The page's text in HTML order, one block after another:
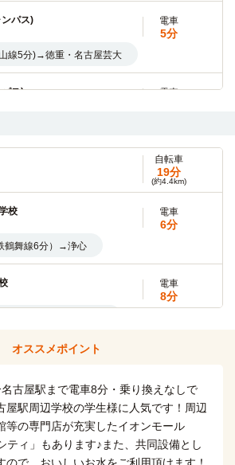
パス) 電車
5分
線5分)→徳重・名古屋芸大
ス) 電車
線8分）→名鉄名古屋
電車
18分
バス
分）→名城公園
8分
山線8分）→名鉄名古屋
学 電車
自転車
19分
(約4.4km)
校 電車
6分
鶴舞線6分）→浄心
電車
8分
校
山線8分）→名鉄名古屋
電車
8分
山線8分）→名鉄名古屋
オススメポイント
名古屋駅まで電車8分・乗り換えなしで
駅周辺学校の学生様に人気です！周辺
等の専門店が充実したイオンモール
ティ」もあります♪また、共同設備とし
ので、おいしいお水をご利用頂けます！